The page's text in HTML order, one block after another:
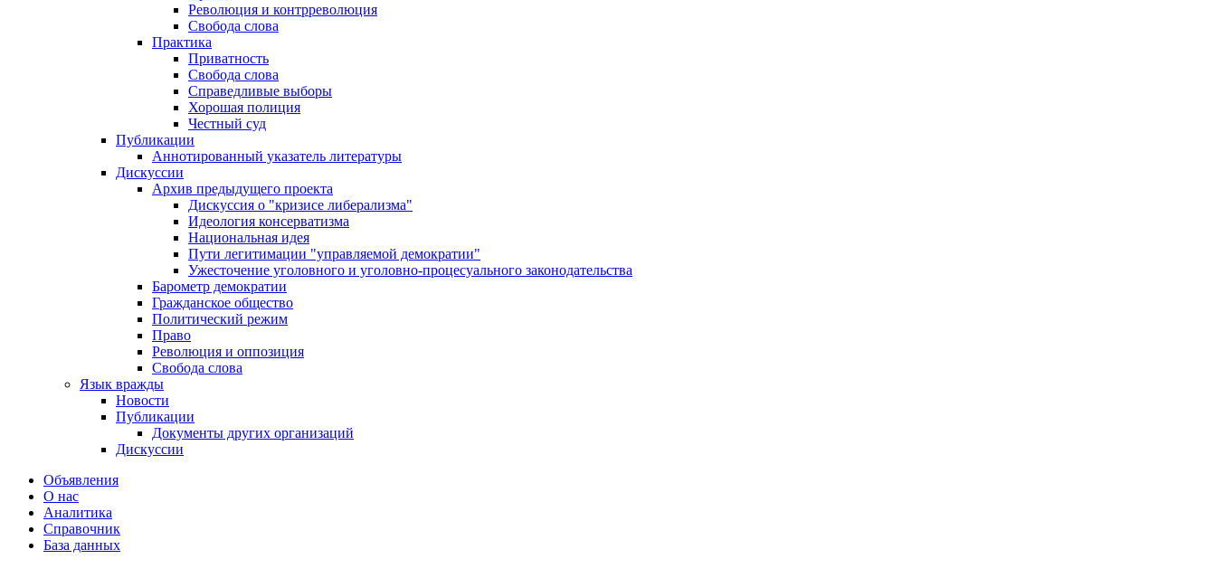
Революция и контрреволюция
Свобода слова
Практика
Приватность
Свобода слова
Справедливые выборы
Хорошая полиция
Честный суд
Публикации
Аннотированный указатель литературы
Дискуссии
Архив предыдущего проекта
Дискуссия о "кризисе либерализма"
Идеология консерватизма
Национальная идея
Пути легитимации "управляемой демократии"
Ужесточение уголовного и уголовно-процесуального законодательства
Барометр демократии
Гражданское общество
Политический режим
Право
Революция и оппозиция
Свобода слова
Язык вражды
Новости
Публикации
Документы других организаций
Дискуссии
Объявления
О нас
Аналитика
Справочник
База данных